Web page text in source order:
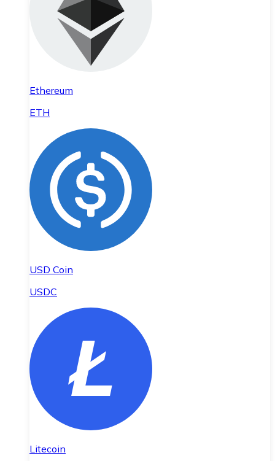
Ethereum
ETH
USD Coin
USDC
Litecoin